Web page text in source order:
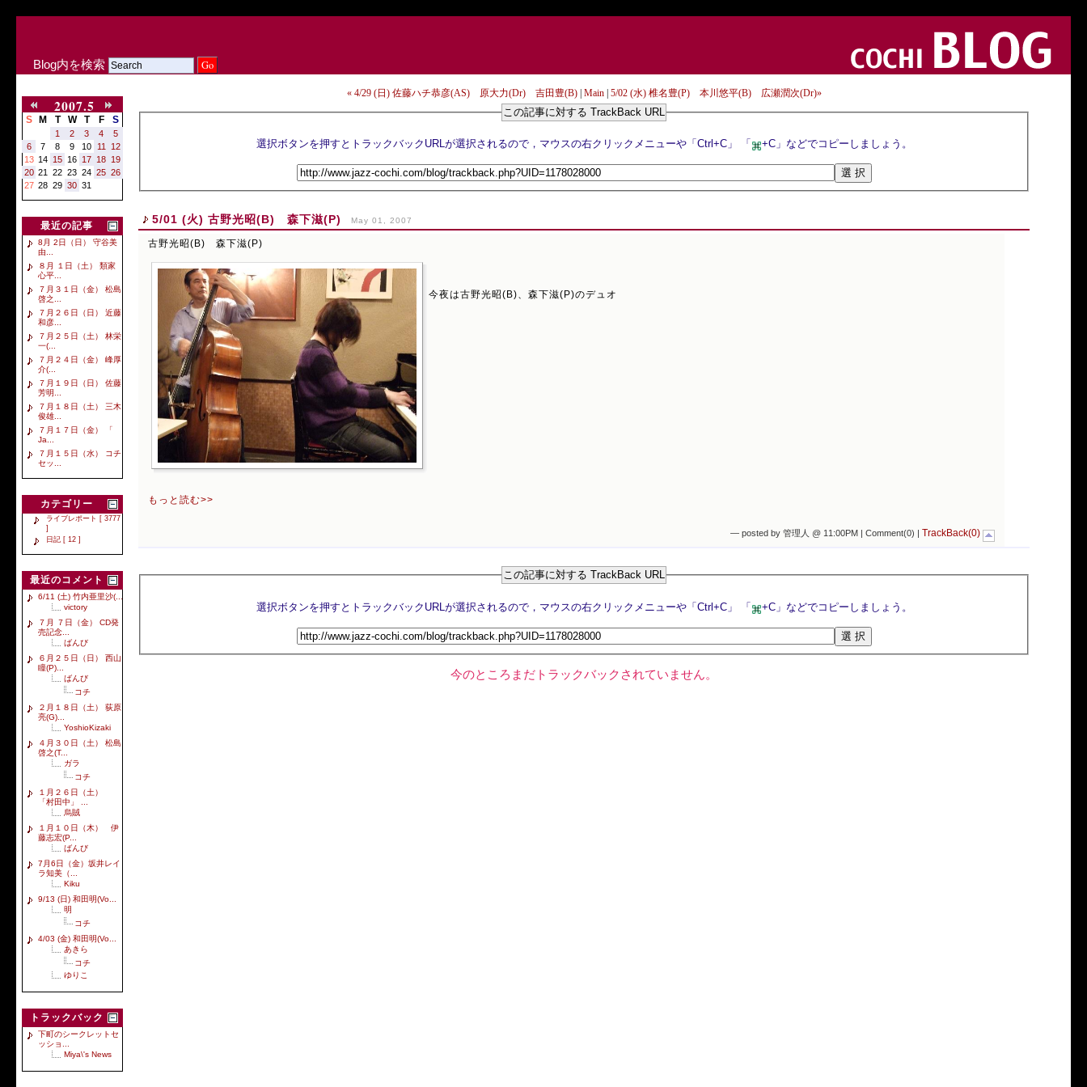
Blog内を検索
2007.5
S M T W T F S
1 2 3 4
5
6
7 8 9 10 11
12
13 14 15 16 17 18 19
20 21 22 23 24 25 26
27 28 29 30 31
最近の記事
8月 2日（日） 守谷美
由...
８月 １日（土） 類家
心平...
７月３１日（金） 松島
啓之...
７月２６日（日） 近藤
和彦...
７月２５日（土） 林栄
一(...
７月２４日（金） 峰厚
介(...
７月１９日（日） 佐藤
芳明...
７月１８日（土） 三木
俊雄...
７月１７日（金） 「
Ja...
７月１５日（水） コチ
セッ...
カテゴリー
ライブレポート [ 3777
]
日記 [ 12 ]
最近のコメント
6/11 (土) 竹内亜里沙(...
victory
７月 ７日（金） CD発
売記念...
ばんび
６月２５日（日） 西山
瞳(P)...
ばんび
コチ
２月１８日（土） 荻原
亮(G)...
YoshioKizaki
４月３０日（土） 松島
啓之(T...
ガラ
コチ
１月２６日（土）
「村田中」 ...
烏賊
１月１０日（木） 伊
藤志宏(P...
ばんび
7月6日（金）坂井レイ
ラ知美（...
Kiku
9/13 (日) 和田明(Vo...
明
コチ
4/03 (金) 和田明(Vo...
あきら
コチ
ゆりこ
トラックバック
下町のシークレットセ
ッショ...
Miya\'s News
« 4/29 (日) 佐藤ハチ恭彦(AS) 原大力(Dr) 吉田豊(B) Main| 5/02 (水) 椎名豊(P) 本川悠平(B) 広瀬潤次(Dr)»
この記事に対する TrackBack URL
選択ボタンを押すとトラックバックURLが選択されるので，マウスの右クリックメニューや「Ctrl+C」 「 +C」などでコピーしましょう。
5/01 (火) 古野光昭(B) 森下滋(P) May 01, 2007
古野光昭(B) 森下滋(P)
今夜は古野光昭(B)、森下滋(P)のデュオ
もっと読む>>
— posted by 管理人 @ 11:00PM | Comment(0) | TrackBack(0)
この記事に対する TrackBack URL
選択ボタンを押すとトラックバックURLが選択されるので，マウスの右クリックメニューや「Ctrl+C」 「 +C」などでコピーしましょう。
今のところまだトラックバックされていません。